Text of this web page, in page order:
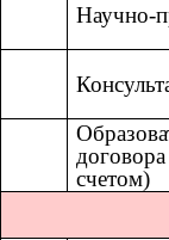
Научно-
счетом)